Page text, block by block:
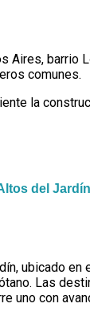
Aires,
comunes.
la
del Jardín
ubicado en
Las
uno con